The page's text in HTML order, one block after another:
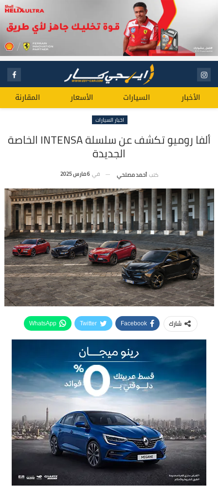
الأخبار السيارات الأسعار المقارنة
اخبار السيارات
ألفا روميو تكشف عن سلسلة INTENSA الخاصة
الجديدة
كتب أحمد مصلحي في 6 مارس 2025
شارك Facebook
Twitter
WhatsApp